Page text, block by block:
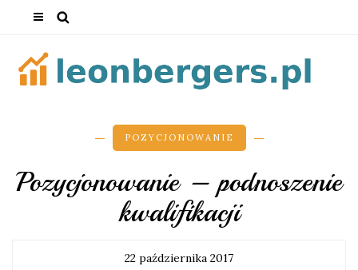
POZYCJONOWANIE
Pozycjonowanie – podnoszenie
kwalifikacji
22 października 2017